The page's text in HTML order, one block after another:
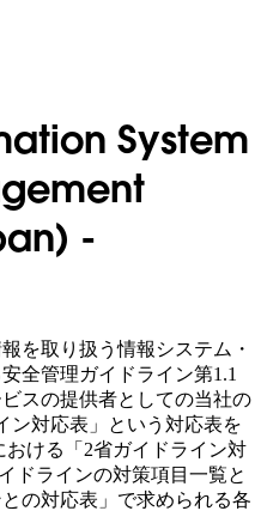
System
-
を取り扱う情報システム・
全管理ガイドライン第1.1
スの提供者としての当社の
ン対応表」という対応表を
ける「2省ガイドライン対
ドラインの対策項目一覧と
の対応表」で求められる各